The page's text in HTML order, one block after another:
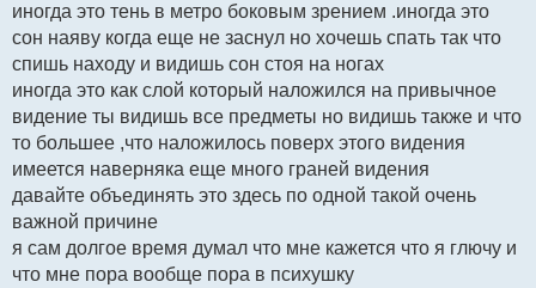
иногда это тень в метро боковым зрением .иногда это
сон наяву когда еще не заснул но хочешь спать так что
спишь находу и видишь сон стоя на ногах
иногда это как слой который наложился на привычное
видение ты видишь все предметы но видишь также и что
то большее ,что наложилось поверх этого видения
имеется наверняка еще много граней видения
давайте объединять это здесь по одной такой очень
важной причине
я сам долгое время думал что мне кажется что я глючу и
что мне пора вообще пора в психушку